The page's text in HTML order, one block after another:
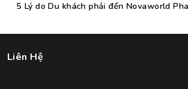
5 Lý do Du khách phải đến Novaworld
Liên Hệ